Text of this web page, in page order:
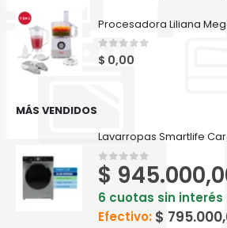
Procesadora Liliana
0 out of 5
$ 0,00
MÁS VENDIDOS
0out of 5
$
6 cuotas sin interés
Efectivo: $